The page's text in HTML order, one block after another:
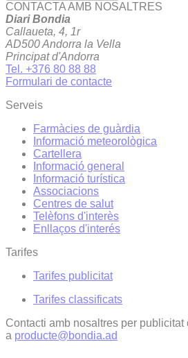
CONTACTA AMB NOSALTRES
Diari Bondia
Callaueta, 4, 1r
AD500 Andorra la Vella
Principat d'Andorra
Tel. +376 80 88 88
Formulari de contacte
Serveis
Farmàcies de guàrdia
Informació meteorològica
Cartellera
Informació general
Informació turística
Associacions
Centres de salut
Telèfons d'interès
Enllaços d'interés
Tarifes
Tarifes publicitat
Tarifes classificats
Contacti amb nosaltres per
a producte@bondia.ad